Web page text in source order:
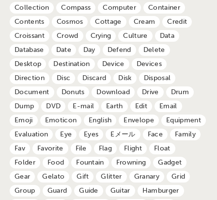
Collection
Compass Computer
Container
Contents
Cosmos Cottage Cream
Credit
Croissant
Crowd Crying Culture
Data
Database
Date Day Defend
Delete
Desktop
Destination Device
Devices
Direction
Disc Discard Disk
Disposal
Document
Donuts Download Drive
Drum
Dump
DVD E-mail Earth Edit
Email
Emoji
Emoticon English Envelope
Equipment
Evaluation
Eye Eyes Eメール Face
Family
Fav
Favorite File Flag Flight
Float
Folder
Food Fountain Frowning
Gadget
Gear
Gelato Gift Glitter Granary
Grid
Group
Guard Guide Guitar
Hamburger